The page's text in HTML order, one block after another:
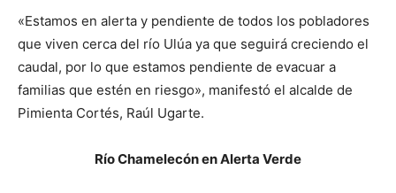
«Estamos en alerta y pendiente de todos los pobladores
que viven cerca del río Ulúa ya que seguirá creciendo el
caudal, por lo que estamos pendiente de evacuar a
familias que estén en riesgo», manifestó el alcalde de
Pimienta Cortés, Raúl Ugarte.
Río Chamelecón en Alerta Verde